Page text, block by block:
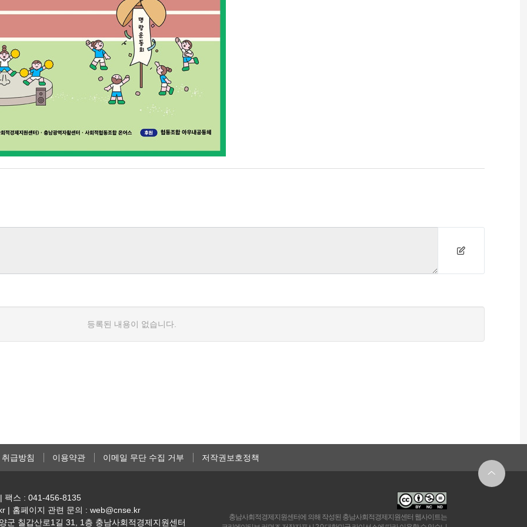
등록된 내용이 없습니다.
급방침 이용약관 이메일 무단 수집 거부 저작권보호정책
팩스 : 041-456-8135
| 홈페이지 관련 문의 : web@cnse.kr
군 칠갑산로1길 31, 1층 충남사회적경제지원센터
충남사회적경제지원센터에 의해 작성된 충남사회적경제지원센터 웹사이트는